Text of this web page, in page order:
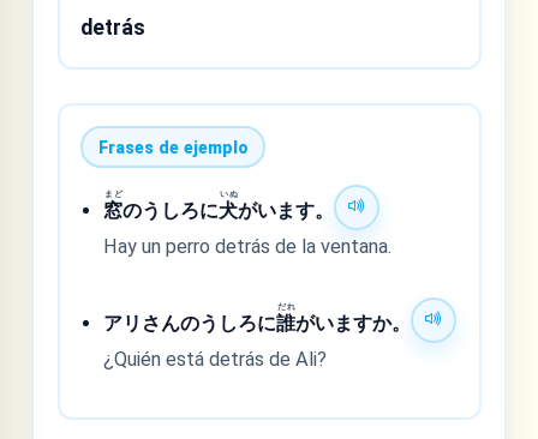
detrás
Frases de ejemplo
窓
まど
のうしろに犬
いぬ
がいます。
Hay un perro detrás de la ventana.
アリさんのうしろに誰
だれ
がいますか。
¿Quién está detrás de Ali?